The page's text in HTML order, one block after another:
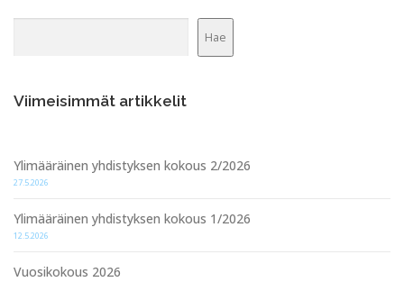
Hae
Viimeisimmät artikkelit
Ylimääräinen yhdistyksen kokous 2/2026
27.5.2026
Ylimääräinen yhdistyksen kokous 1/2026
12.5.2026
Vuosikokous 2026